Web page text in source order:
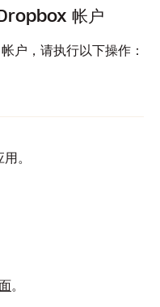
帐户
户，请执行以下操作：
。
。